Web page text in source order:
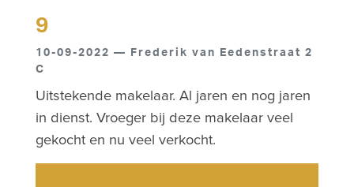
9
10-09-2022 — Frederik van Eedenstraat 2
C
Uitstekende makelaar. Al jaren en nog jaren
in dienst. Vroeger bij deze makelaar veel
gekocht en nu veel verkocht.